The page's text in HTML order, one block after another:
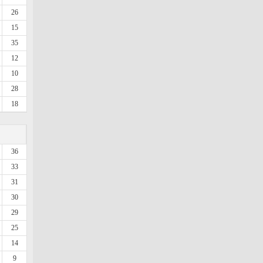
26
15
35
12
10
28
18
36
33
31
30
29
25
14
9